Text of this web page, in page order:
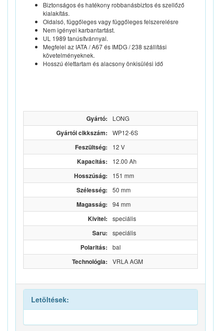
Biztonságos és hatékony robbanásbiztos és szellőző
kialakítás.
Oldalsó, függőleges vagy függőleges felszerelésre
Nem igényel karbantartást.
UL 1989 tanúsítvánnyal.
Megfelel az IATA / A67 és IMDG / 238 szállítási
követelményeknek.
Hosszú élettartam és alacsony önkisülési idő
Gyártó: LONG
Gyártói cikkszám: WP12-6S
Feszültség: 12 V
Kapacitás: 12.00 Ah
Hosszúság: 151 mm
Szélesség: 50 mm
Magasság: 94 mm
Kivitel: speciális
Saru: speciális
Polaritás: bal
Technológia: VRLA AGM
Letöltések: